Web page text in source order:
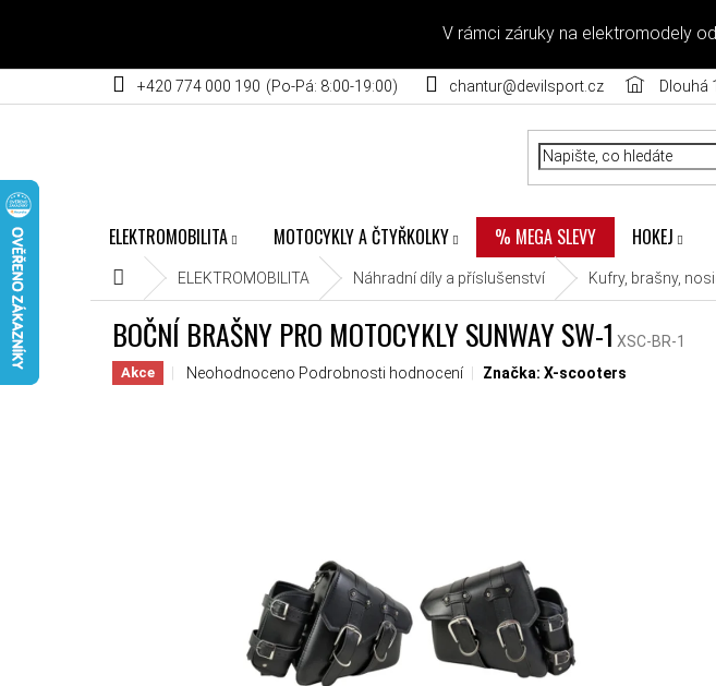
V rámci záruky na elektromodely od
+420 774 000 190 chantur@devilsport.cz Dlouhá
ELEKTROMOBILITA MOTOCYKLY A ČTYŘKOLKY % MEGA SLEVY HOKEJ
Domů ELEKTROMOBILITA Náhradní díly a příslušenství Kufry, brašny,
BOČNÍ BRAŠNY PRO MOTOCYKLY SUNWAY SW-1 XSC-BR-1
Akce Průměrné hodnocení produktu je 0,0 z 5 hvězdiček.
Neohodnoceno Podrobnosti hodnocení Značka: X-scooters